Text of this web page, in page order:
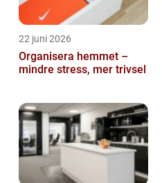
22 juni 2026
Organisera hemmet –
mindre stress, mer trivsel